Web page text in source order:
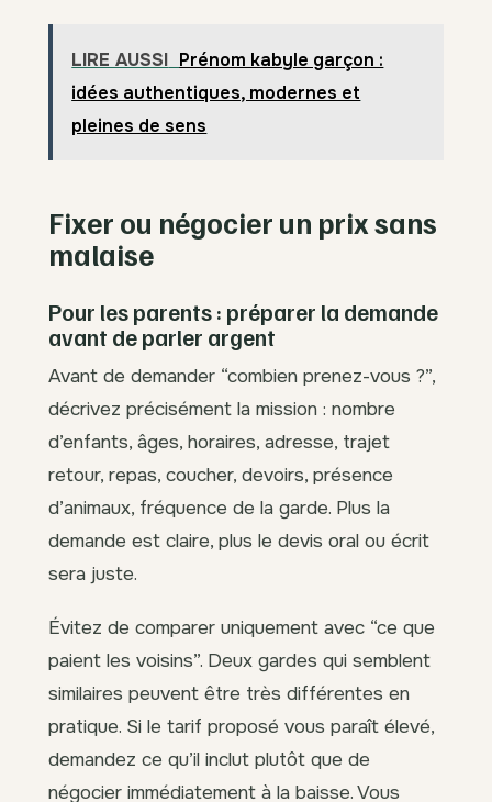
LIRE AUSSI Prénom kabyle garçon :
idées authentiques, modernes et
pleines de sens
Fixer ou négocier un prix sans
malaise
Pour les parents : préparer la demande
avant de parler argent
Avant de demander “combien prenez-vous ?”,
décrivez précisément la mission : nombre
d’enfants, âges, horaires, adresse, trajet
retour, repas, coucher, devoirs, présence
d’animaux, fréquence de la garde. Plus la
demande est claire, plus le devis oral ou écrit
sera juste.
Évitez de comparer uniquement avec “ce que
paient les voisins”. Deux gardes qui semblent
similaires peuvent être très différentes en
pratique. Si le tarif proposé vous paraît élevé,
demandez ce qu’il inclut plutôt que de
négocier immédiatement à la baisse. Vous